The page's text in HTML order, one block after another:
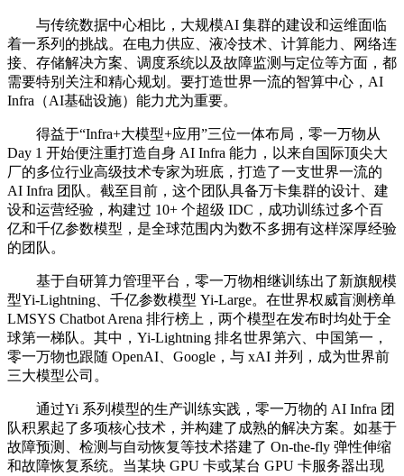
与传统数据中心相比，大规模AI 集群的建设和运维面临
着一系列的挑战。在电力供应、液冷技术、计算能力、网络连
接、存储解决方案、调度系统以及故障监测与定位等方面，都
需要特别关注和精心规划。要打造世界一流的智算中心，AI
Infra（AI基础设施）能力尤为重要。
得益于“Infra+大模型+应用”三位一体布局，零一万物从
Day 1 开始便注重打造自身 AI Infra 能力，以来自国际顶尖大
厂的多位行业高级技术专家为班底，打造了一支世界一流的
AI Infra 团队。截至目前，这个团队具备万卡集群的设计、建
设和运营经验，构建过 10+ 个超级 IDC，成功训练过多个百
亿和千亿参数模型，是全球范围内为数不多拥有这样深厚经验
的团队。
基于自研算力管理平台，零一万物相继训练出了新旗舰模
型Yi-Lightning、千亿参数模型 Yi-Large。在世界权威盲测榜单
LMSYS Chatbot Arena 排行榜上，两个模型在发布时均处于全
球第一梯队。其中，Yi-Lightning 排名世界第六、中国第一，
零一万物也跟随 OpenAI、Google，与 xAI 并列，成为世界前
三大模型公司。
通过Yi 系列模型的生产训练实践，零一万物的 AI Infra 团
队积累起了多项核心技术，并构建了成熟的解决方案。如基于
故障预测、检测与自动恢复等技术搭建了 On-the-fly 弹性伸缩
和故障恢复系统。当某块 GPU 卡或某台 GPU 卡服务器出现